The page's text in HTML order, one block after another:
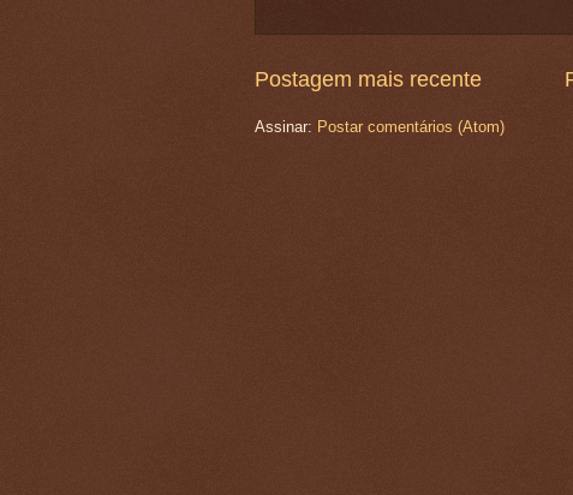
Postagem mais recente
Assinar: Postar comentários (Atom)